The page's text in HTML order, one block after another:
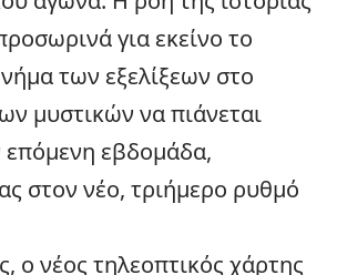
για εκείνο το
των εξελίξεων στο
μυστικών να πιάνεται
επόμενη εβδομάδα,
στον νέο, τριήμερο ρυθμό
ο νέος τηλεοπτικός χάρτης